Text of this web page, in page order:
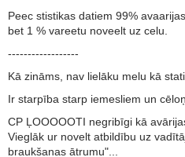
Peec stistikas datiem 99%
bet 1 % vareetu noveelt uz celu.
------------------
Kā zināms, nav lielāku melu kā
Ir starpība starp iemesliem un
CP ĻOOOOOTI negribīgi kā
Vieglāk ur novelt atbildību uz
braukšanas ātrumu"...